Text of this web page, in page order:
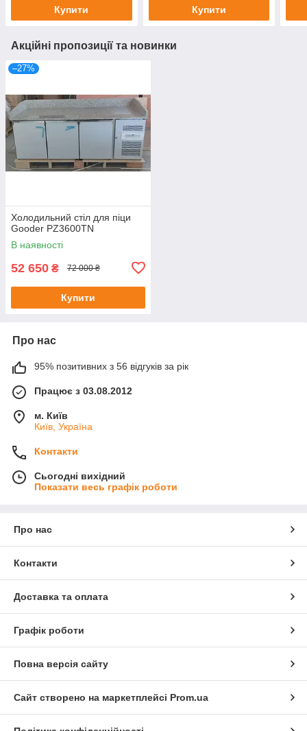
Купити Купити
Акційні пропозиції та новинки
–27%
Холодильний стіл для піци
Gooder PZ3600TN
В наявності
52 650 ₴ 72 000 ₴
Купити
Про нас
95% позитивних з 56 відгуків за рік
Працює з 03.08.2012
м. Київ
Київ, Україна
Контакти
Сьогодні вихідний
Показати весь графік роботи
Про нас
Контакти
Доставка та оплата
Графік роботи
Повна версія сайту
Сайт створено на маркетплейсі Prom.ua